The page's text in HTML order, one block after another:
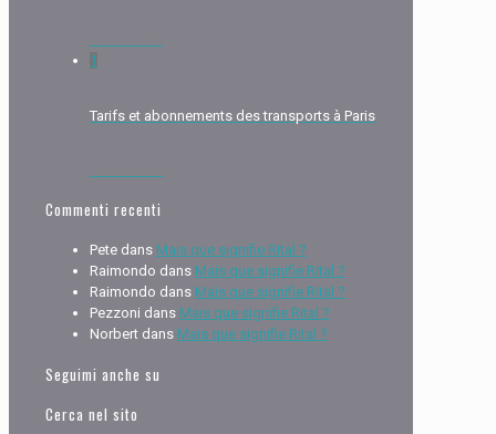
1
Tarifs et abonnements des transports à Paris
Commenti recenti
Pete dans Mais que signifie Rital ?
Raimondo dans Mais que signifie Rital ?
Raimondo dans Mais que signifie Rital ?
Pezzoni dans Mais que signifie Rital ?
Norbert dans Mais que signifie Rital ?
Seguimi anche su
Cerca nel sito